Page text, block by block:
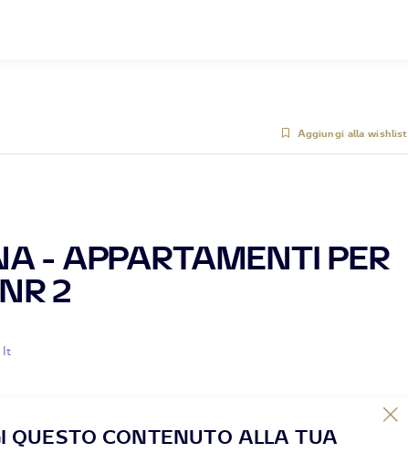
Aggiungi alla wishlist
- APPARTAMENTI PER
2
It
QUESTO CONTENUTO ALLA TUA